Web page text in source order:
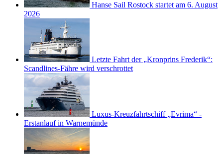
Hanse Sail Rostock startet am 6. August
2026
Letzte Fahrt der „Kronprins Frederik“:
Scandlines-Fähre wird verschrottet
Luxus-Kreuzfahrtschiff „Evrima“ -
Erstanlauf in Warnemünde